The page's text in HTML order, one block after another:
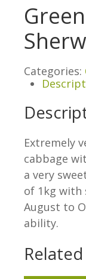
Categories:
Extremely
cabbage
a very
of 1kg with
August to
ability.